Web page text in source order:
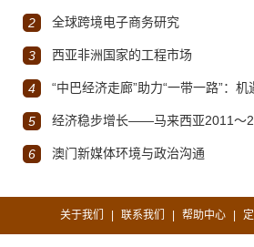
2 全球跨境电子商务研究
3 西亚非洲国家的工程市场
4 “中巴经济走廊”助力“一带一路”：机
5 经济稳步增长——马来西亚2011～2012
6 澳门新媒体环境与政治沟通
关于我们 联系我们 帮助中心